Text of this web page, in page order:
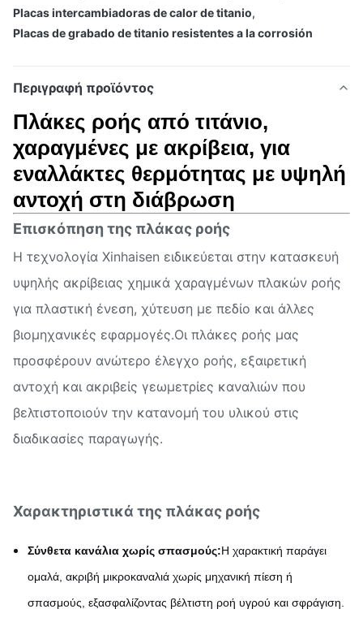
Placas intercambiadoras de calor de titanio,
Placas de grabado de titanio resistentes a la corrosión
Περιγραφή προϊόντος
Πλάκες ροής από τιτάνιο,
χαραγμένες με ακρίβεια, για
εναλλάκτες θερμότητας με υψηλή
αντοχή στη διάβρωση
Επισκόπηση της πλάκας ροής
Η τεχνολογία Xinhaisen ειδικεύεται στην κατασκευή
υψηλής ακρίβειας χημικά χαραγμένων πλακών ροής
για πλαστική ένεση, χύτευση με πεδίο και άλλες
βιομηχανικές εφαρμογές.Οι πλάκες ροής μας
προσφέρουν ανώτερο έλεγχο ροής, εξαιρετική
αντοχή και ακριβείς γεωμετρίες καναλιών που
βελτιστοποιούν την κατανομή του υλικού στις
διαδικασίες παραγωγής.
Χαρακτηριστικά της πλάκας ροής
Σύνθετα κανάλια χωρίς σπασμούς:Η χαρακτική παράγει
ομαλά, ακριβή μικροκαναλιά χωρίς μηχανική πίεση ή
σπασμούς, εξασφαλίζοντας βέλτιστη ροή υγρού και σφράγιση.